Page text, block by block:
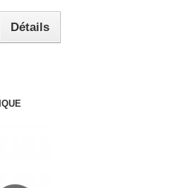
Détails